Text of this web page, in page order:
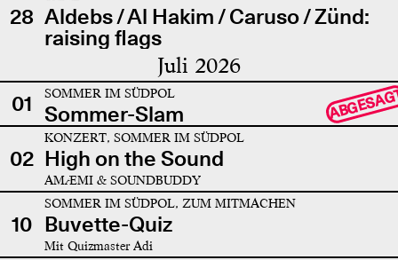
28 Aldebs / Al Hakim / Caruso / Zünd:
raising flags
Juli 2026
01 SOMMER IM SÜDPOL
Sommer-Slam
02
KONZERT, SOMMER IM SÜDPOL
High on the Sound
AMÆMI & SOUNDBUDDY
10
SOMMER IM SÜDPOL, ZUM MITMACHEN
Buvette-Quiz
Mit Quizmaster Adi